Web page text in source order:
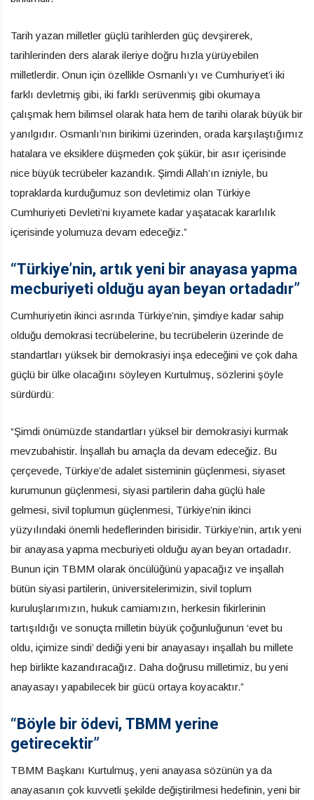
Tarih yazan milletler güçlü tarihlerden güç devşirerek,
tarihlerinden ders alarak ileriye doğru hızla yürüyebilen
milletlerdir. Onun için özellikle Osmanlı’yı ve Cumhuriyet’i iki
farklı devletmiş gibi, iki farklı serüvenmiş gibi okumaya
çalışmak hem bilimsel olarak hata hem de tarihi olarak büyük bir
yanılgıdır. Osmanlı’nın birikimi üzerinden, orada karşılaştığımız
hatalara ve eksiklere düşmeden çok şükür, bir asır içerisinde
nice büyük tecrübeler kazandık. Şimdi Allah’ın izniyle, bu
topraklarda kurduğumuz son devletimiz olan Türkiye
Cumhuriyeti Devleti’ni kıyamete kadar yaşatacak kararlılık
içerisinde yolumuza devam edeceğiz.”
“Türkiye’nin, artık yeni bir anayasa yapma
mecburiyeti olduğu ayan beyan ortadadır”
Cumhuriyetin ikinci asrında Türkiye’nin, şimdiye kadar sahip
olduğu demokrasi tecrübelerine, bu tecrübelerin üzerinde de
standartları yüksek bir demokrasiyi inşa edeceğini ve çok daha
güçlü bir ülke olacağını söyleyen Kurtulmuş, sözlerini şöyle
sürdürdü:
“Şimdi önümüzde standartları yüksel bir demokrasiyi kurmak
mevzubahistir. İnşallah bu amaçla da devam edeceğiz. Bu
çerçevede, Türkiye’de adalet sisteminin güçlenmesi, siyaset
kurumunun güçlenmesi, siyasi partilerin daha güçlü hale
gelmesi, sivil toplumun güçlenmesi, Türkiye’nin ikinci
yüzyılındaki önemli hedeflerinden birisidir. Türkiye’nin, artık yeni
bir anayasa yapma mecburiyeti olduğu ayan beyan ortadadır.
Bunun için TBMM olarak öncülüğünü yapacağız ve inşallah
bütün siyasi partilerin, üniversitelerimizin, sivil toplum
kuruluşlarımızın, hukuk camiamızın, herkesin fikirlerinin
tartışıldığı ve sonuçta milletin büyük çoğunluğunun ‘evet bu
oldu, içimize sindi’ dediği yeni bir anayasayı inşallah bu millete
hep birlikte kazandıracağız. Daha doğrusu milletimiz, bu yeni
anayasayı yapabilecek bir gücü ortaya koyacaktır.”
“Böyle bir ödevi, TBMM yerine
getirecektir”
TBMM Başkanı Kurtulmuş, yeni anayasa sözünün ya da
anayasanın çok kuvvetli şekilde değiştirilmesi hedefinin, yeni bir